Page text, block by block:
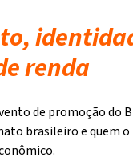
renda
de promoção do
brasileiro e quem o